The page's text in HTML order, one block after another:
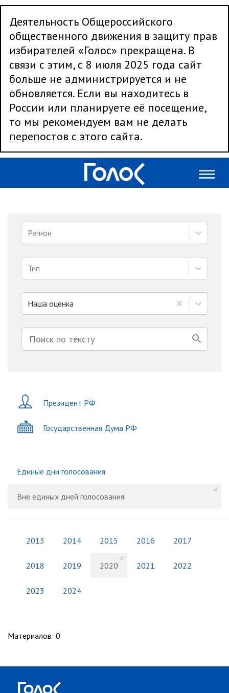
Деятельность Общероссийского
общественного движения в защиту прав
избирателей «Голос» прекращена. В
связи с этим, с 8 июля 2025 года сайт
больше не администрируется и не
обновляется. Если вы находитесь в
России или планируете её посещение,
то мы рекомендуем вам не делать
перепостов с этого сайта.
Регион
Тип
Наша оценка
Президент РФ
Государственная Дума РФ
Единые дни голосования
Вне единых дней голосования
2013 2014 2015 2016 2017
2018 2019 2020 2021 2022
2023 2024
Материалов: 0